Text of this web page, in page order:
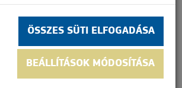
ÖSSZES SÜTI ELFOGADÁSA
BEÁLLÍTÁSOK MÓDOSÍTÁSA